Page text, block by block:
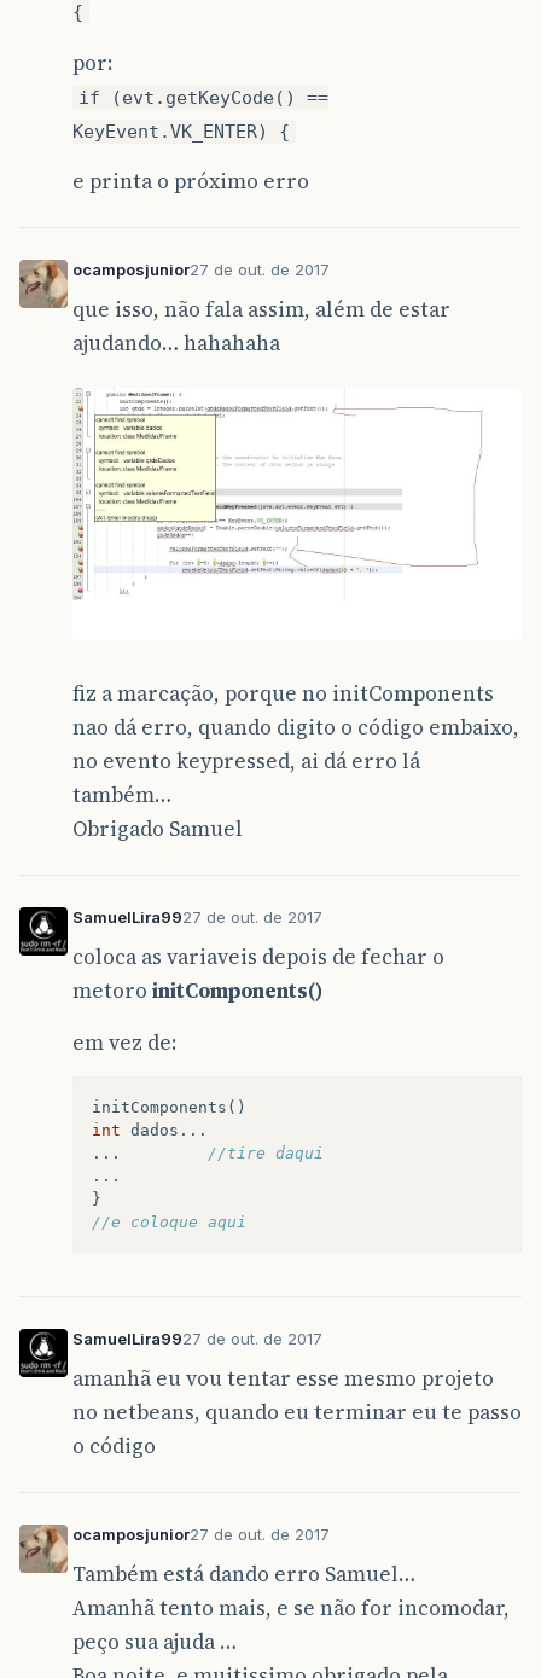
{
por:
if (evt.getKeyCode() ==
KeyEvent.VK_ENTER) {
e printa o próximo erro
ocamposjunior27 de out. de 2017
que isso, não fala assim, além de estar
ajudando… hahahaha
fiz a marcação, porque no initComponents
nao dá erro, quando digito o código embaixo,
no evento keypressed, ai dá erro lá
também…
Obrigado Samuel
SamuelLira9927 de out. de 2017
coloca as variaveis depois de fechar o
metoro initComponents()
em vez de:
initComponents ()
int dados ...
...
//tire daqui
...
}
//e coloque aqui
SamuelLira9927 de out. de 2017
amanhã eu vou tentar esse mesmo projeto
no netbeans, quando eu terminar eu te passo
o código
ocamposjunior27 de out. de 2017
Também está dando erro Samuel…
Amanhã tento mais, e se não for incomodar,
peço sua ajuda …